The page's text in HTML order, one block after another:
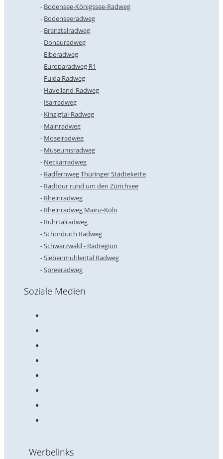
Bodensee-Königssee-Radweg
Bodenseeradweg
Brenztalradweg
Donauradweg
Elberadweg
Europaradweg R1
Fulda Radweg
Havelland-Radweg
Isarradweg
Kinzigtal-Radweg
Mainradweg
Moselradweg
Museumsradweg
Neckarradweg
Radfernweg Thüringer Städtekette
Radtour rund um den Zürichsee
Rheinradweg
Rheinradweg Mainz-Köln
Ruhrtalradweg
Schönbuch Radweg
Schwarzwald - Radregion
Siebenmühlental Radweg
Spreeradweg
Soziale Medien
Werbelinks